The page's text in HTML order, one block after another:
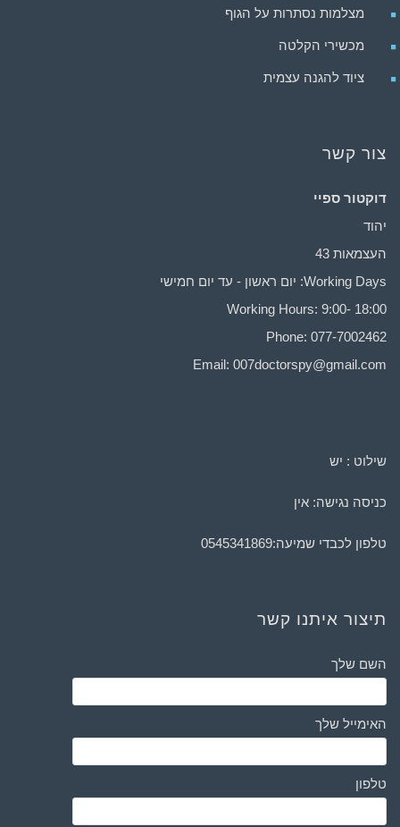
מצלמות נסתרות על הגוף
מכשירי הקלטה
ציוד להגנה עצמית
צור קשר
דוקטור ספיי
יהוד
העצמאות 43
Working Days: יום ראשון - עד יום חמישי
Working Hours: 9:00- 18:00
Phone: 077-7002462
Email: 007doctorspy@gmail.com
שילוט : יש
כניסה נגישה: אין
טלפון לכבדי שמיעה:0545341869
תיצור איתנו קשר
השם שלך
האימייל שלך
טלפון